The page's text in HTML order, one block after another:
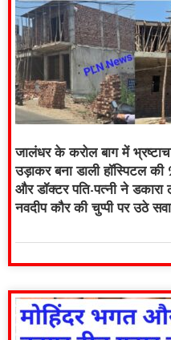
जालंधर के करोल बाग में
उड़ाकर बना डाली हॉस्पिटल
और डॉक्टर पति-पत्नी ने डकारा
नवदीप कौर की चुप्पी पर उठे